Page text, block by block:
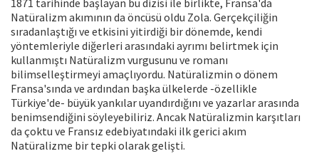
1871 tarihinde başlayan bu dizisi ile birlikte, Fransa'da
Natüralizm akımının da öncüsü oldu Zola. Gerçekçiliğin
sıradanlaştığı ve etkisini yitirdiği bir dönemde, kendi
yöntemleriyle diğerleri arasındaki ayrımı belirtmek için
kullanmıştı Natüralizm vurgusunu ve romanı
bilimselleştirmeyi amaçlıyordu. Natüralizmin o dönem
Fransa'sında ve ardından başka ülkelerde -özellikle
Türkiye'de- büyük yankılar uyandırdığını ve yazarlar arasında
benimsendiğini söyleyebiliriz. Ancak Natüralizmin karşıtları
da çoktu ve Fransız edebiyatındaki ilk gerici akım
Natüralizme bir tepki olarak gelişti.